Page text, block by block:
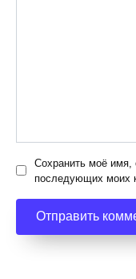
Сохранить моё имя,
последующих моих